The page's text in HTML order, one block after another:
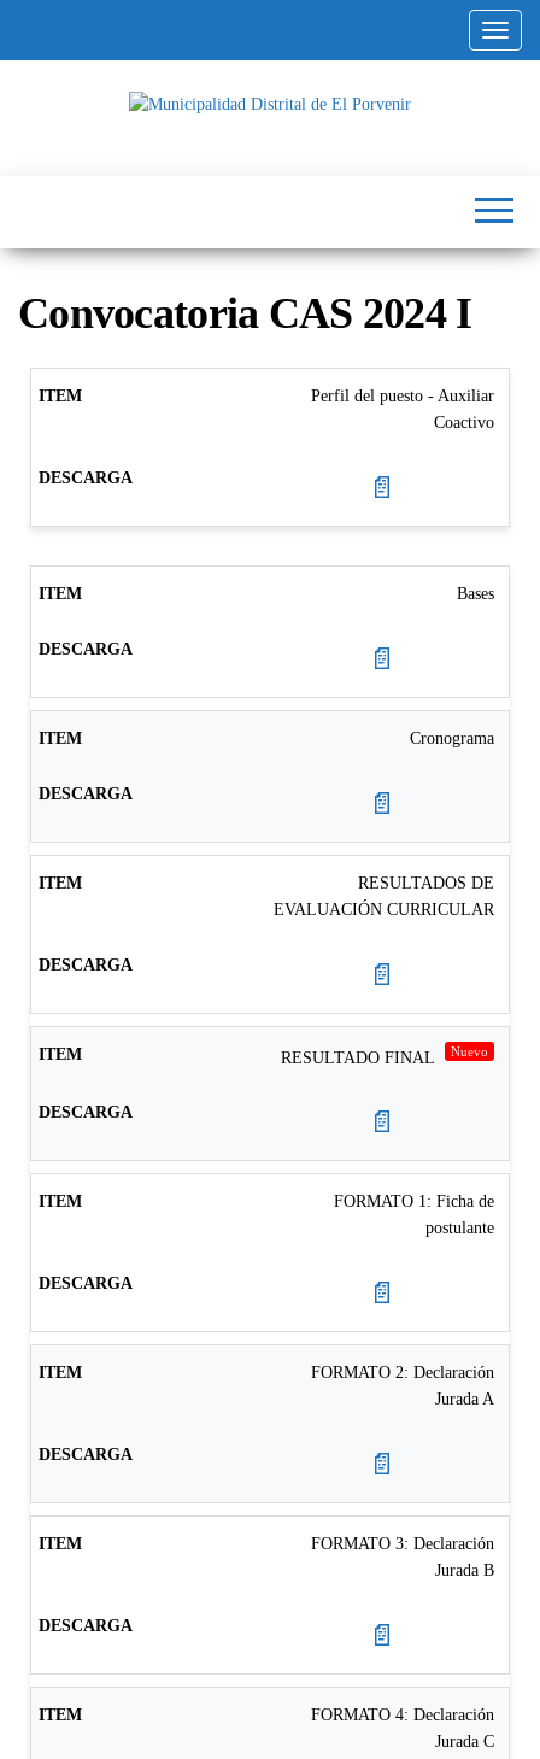
Convocatoria CAS 2024 I
Perfil del puesto - Auxiliar
Coactivo
📄
Bases
📄
Cronograma
📄
RESULTADOS DE
EVALUACIÓN CURRICULAR
📄
RESULTADO FINAL Nuevo
📄
FORMATO 1: Ficha de
postulante
📄
FORMATO 2: Declaración
Jurada A
📄
FORMATO 3: Declaración
Jurada B
📄
FORMATO 4: Declaración
Jurada C